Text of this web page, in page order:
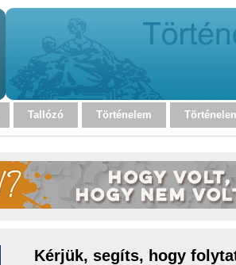
Tallózó Történelem
Kérjük, segíts, hogy